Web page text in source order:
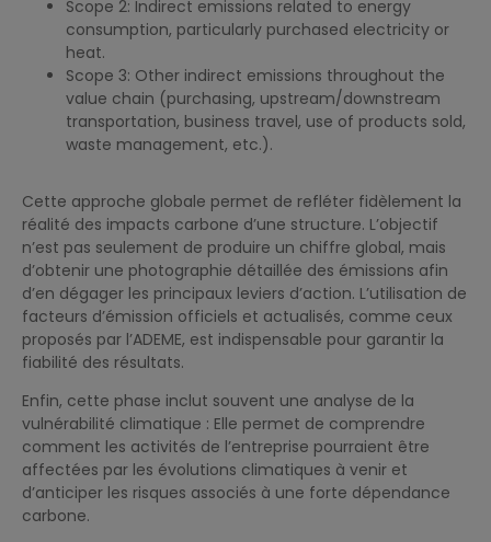
Scope 2: Indirect emissions related to energy
consumption, particularly purchased electricity or
heat.
Scope 3: Other indirect emissions throughout the
value chain (purchasing, upstream/downstream
transportation, business travel, use of products sold,
waste management, etc.).
Cette approche globale permet de refléter fidèlement la
réalité des impacts carbone d’une structure. L’objectif
n’est pas seulement de produire un chiffre global, mais
d’obtenir une photographie détaillée des émissions afin
d’en dégager les principaux leviers d’action. L’utilisation de
facteurs d’émission officiels et actualisés, comme ceux
proposés par l’ADEME, est indispensable pour garantir la
fiabilité des résultats.
Enfin, cette phase inclut souvent une analyse de la
vulnérabilité climatique : Elle permet de comprendre
comment les activités de l’entreprise pourraient être
affectées par les évolutions climatiques à venir et
d’anticiper les risques associés à une forte dépendance
carbone.